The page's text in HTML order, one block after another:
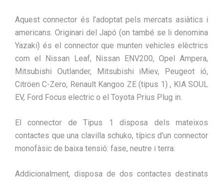
Aquest connector és l’adoptat pels mercats asiàtics i
americans. Originari del Japó (on també se li denomina
Yazaki) és el connector que munten vehicles elèctrics
com el Nissan Leaf, Nissan ENV200, Opel Ampera,
Mitsubishi Outlander, Mitsubishi iMiev, Peugeot ió,
Citröen C-Zero, Renault Kangoo ZE (tipus 1) , KIA SOUL
EV, Ford Focus electric o el Toyota Prius Plug in.
El connector de Tipus 1 disposa dels mateixos
contactes que una clavilla schuko, típics d’un connector
monofàsic de baixa tensió: fase, neutre i terra.
Addicionalment, disposa de dos contactes destinats